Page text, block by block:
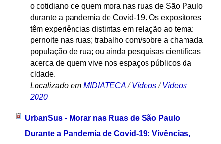
o cotidiano de quem mora nas ruas de São Paulo
durante a pandemia de Covid-19. Os expositores
têm experiências distintas em relação ao tema:
pernoite nas ruas; trabalho com/sobre a chamada
população de rua; ou ainda pesquisas científicas
acerca de quem vive nos espaços públicos da
cidade.
Localizado em MIDIATECA / Vídeos / Vídeos
2020
UrbanSus - Morar nas Ruas de São Paulo
Durante a Pandemia de Covid-19: Vivências,